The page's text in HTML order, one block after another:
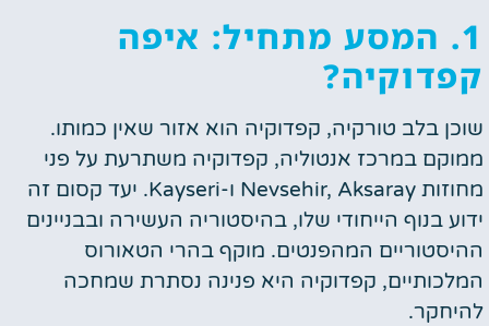
1. המסע מתחיל: איפה
קפדוקיה?
שוכן בלב טורקיה, קפדוקיה הוא אזור שאין כמותו.
ממוקם במרכז אנטוליה, קפדוקיה משתרעת על פני
מחוזות Nevsehir, Aksaray ו-Kayseri. יעד קסום זה
ידוע בנוף הייחודי שלו, בהיסטוריה העשירה ובבניינים
ההיסטוריים המהפנטים. מוקף בהרי הטאורוס
המלכותיים, קפדוקיה היא פנינה נסתרת שמחכה
להיחקר.